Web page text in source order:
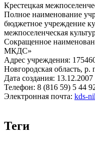
Крестецкая
Полное наименование
бюджетное учреждение
межпоселенческая
Сокращенное
МКДС»
Адрес учреждения:
Новгородская область,
Дата создания: 13.12.2007
Телефон: 8 (816 59) 5 44
Электронная почта: kds-
Теги